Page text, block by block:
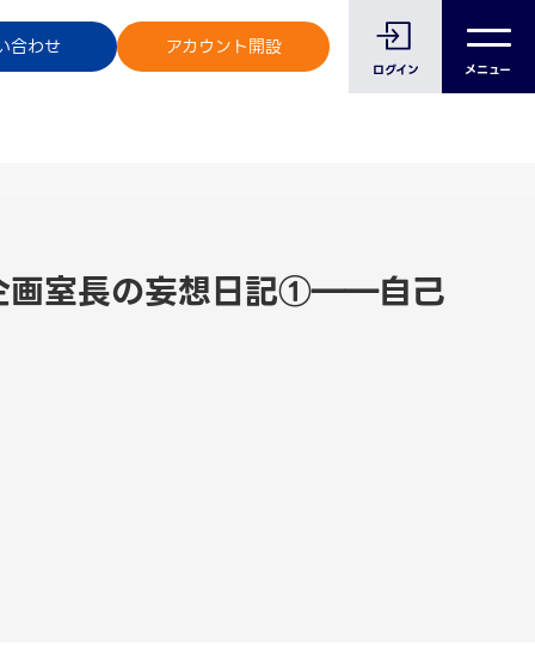
合わせ アカウント開設
ログイン メニュー
客様へ
画室長の妄想日記①――自己